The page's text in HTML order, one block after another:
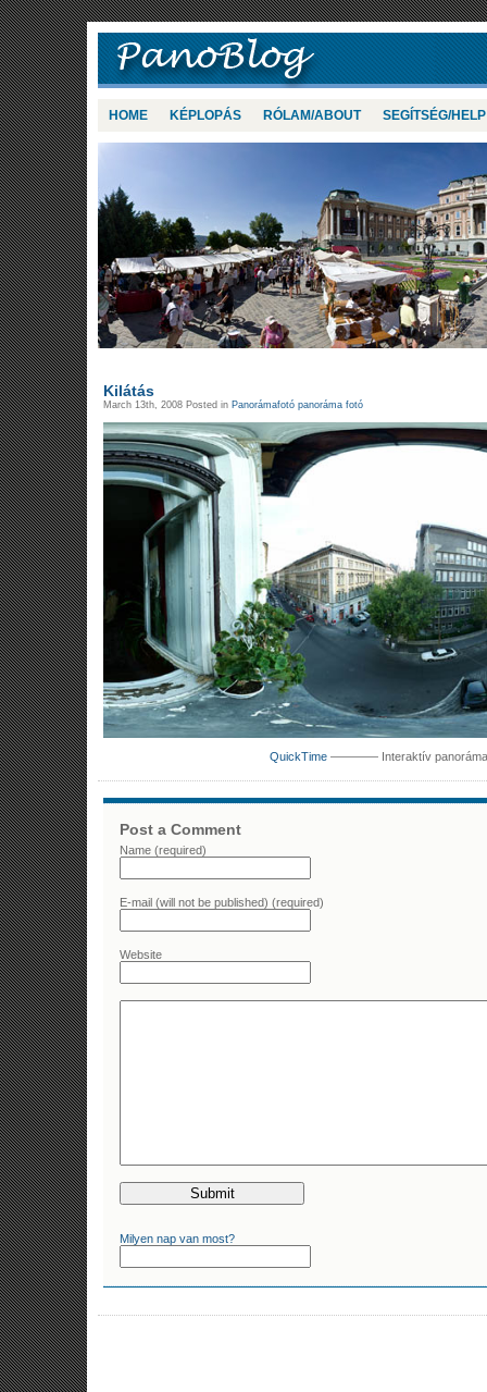
HOME KÉPLOPÁS RÓLAM/ABOUT SEGÍTSÉG/HELP
Kilátás
March 13th, 2008 Posted in Panorámafotó panoráma fotó
QuickTime———— Interaktív
Post a Comment
Name (required)
E-mail (will not be published) (required)
Website
Milyen nap van most?